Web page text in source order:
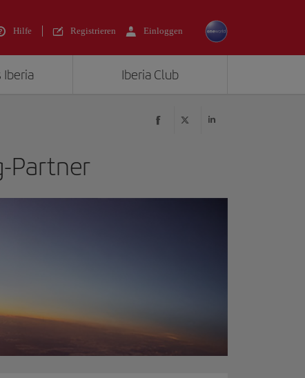
Hilfe Registrieren Einloggen
Iberia Iberia Club
Partner